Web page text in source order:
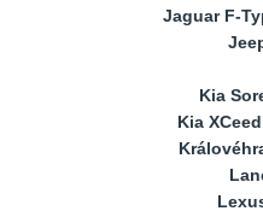
Jaguar F-
Kia
Kia